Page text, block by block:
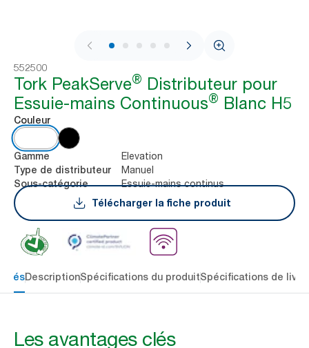
1 / 11
552500
Tork PeakServe® Distributeur pour
Essuie-mains Continuous® Blanc H5
Couleur
Gamme Elevation
Type de distributeur Manuel
Sous-catégorie
Essuie-mains continus
Télécharger la fiche produit
clésDescriptionSpécifications du produitSpécifications de
Les avantages clés